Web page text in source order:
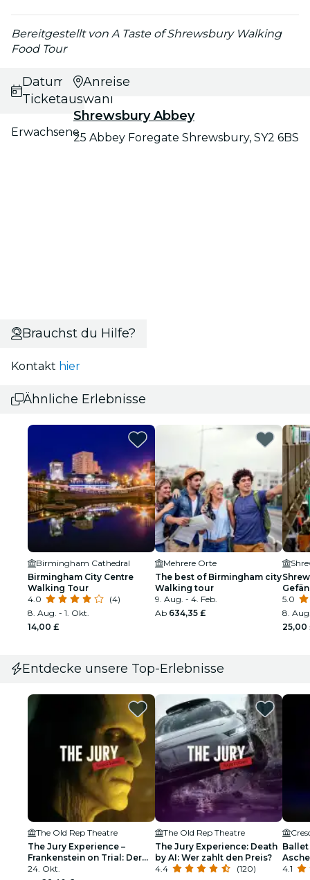
Bereitgestellt von A Taste of Shrewsbury Walking
Food Tour
Datums- und
Ticketauswahl
Erwachsene
Anreise
Shrewsbury Abbey
25 Abbey Foregate Shrewsbury, SY2 6BS
Brauchst du Hilfe?
Kontakt hier
Ähnliche Erlebnisse
Birmingham Cathedral
Birmingham City Centre
Walking Tour
4.0
(4)
8. Aug. - 1. Okt.
14,00 £
Mehrere Orte
The best of Birmingham city
Walking tour
9. Aug. - 4. Feb.
Ab 634,35 £
5.0
8.
25,00
Entdecke unsere Top-Erlebnisse
The Old Rep Theatre
The Jury Experience –
Frankenstein on Trial: Der
Mann, der Gott
24. Okt.
The Old Rep Theatre
The Jury Experience: Death
by AI: Wer zahlt den Preis?
4.4
(120)
4.1